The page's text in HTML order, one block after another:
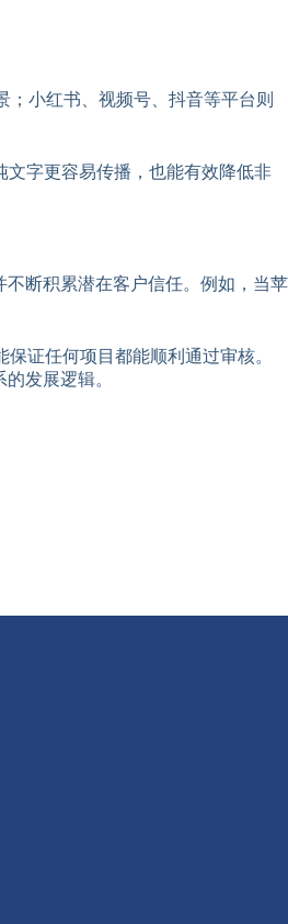
小红书、视频号、抖音等平台则
文字更容易传播，也能有效降低非
断积累潜在客户信任。例如，当苹
证任何项目都能顺利通过审核。
发展逻辑。